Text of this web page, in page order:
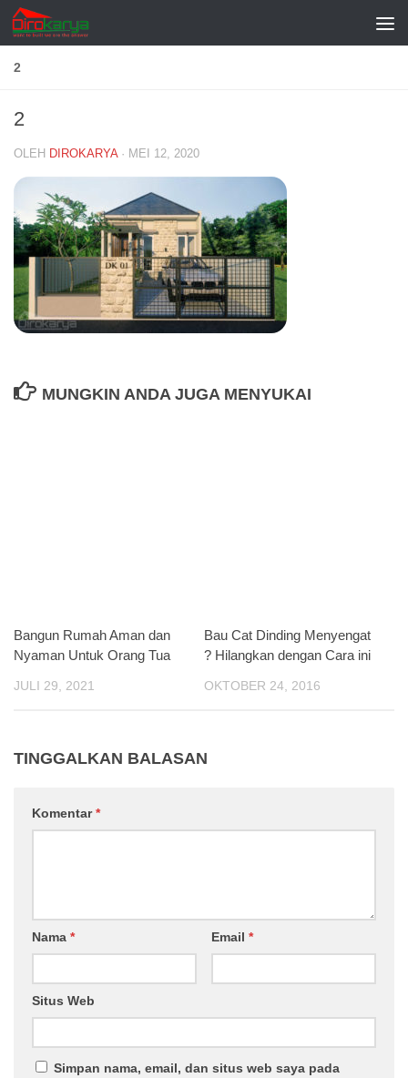
Skip to content
2
2
OLEH DIROKARYA · MEI 12, 2020
MUNGKIN ANDA JUGA MENYUKAI
Bangun Rumah Aman dan
Nyaman Untuk Orang Tua
JULI 29, 2021
Bau Cat Dinding Menyengat
? Hilangkan dengan Cara ini
OKTOBER 24, 2016
TINGGALKAN BALASAN
Komentar*
Nama * Email *
Situs Web
Simpan nama, email, dan situs web saya pada